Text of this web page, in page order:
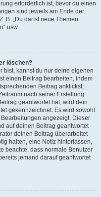
erforderlich ist, bevor du einen
sind jeweils am Ende der
B. „Du darfst neue Themen
usw.
löschen?
bist, kannst du nur deine eigenen
einen Beitrag bearbeiten, indem
Beitrag anklickst;
nach seiner Erstellung
geantwortet hat, wird dein
gekennzeichnet. Es wird sowohl
angezeigt. Dieser
auf deinen Beitrag geantwortet
deinen Beitrag überarbeitet
halten, eine Notiz hinterlassen,
beachte, dass normale Benutzer
jemand darauf geantwortet